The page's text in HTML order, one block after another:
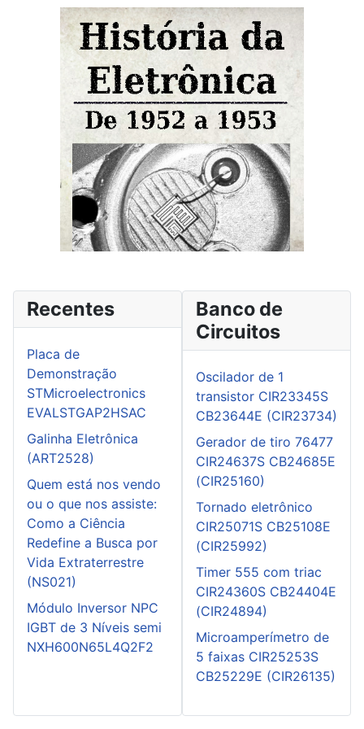
Recentes
Placa de
Demonstração
STMicroelectronics
EVALSTGAP2HSAC
Galinha Eletrônica
(ART2528)
Quem está nos vendo
ou o que nos assiste:
Como a Ciência
Redefine a Busca por
Vida Extraterrestre
(NS021)
Módulo Inversor NPC
IGBT de 3 Níveis semi
NXH600N65L4Q2F2
Banco de
Circuitos
Oscilador de 1
transistor CIR23345S
CB23644E (CIR23734)
Gerador de tiro 76477
CIR24637S CB24685E
(CIR25160)
Tornado eletrônico
CIR25071S CB25108E
(CIR25992)
Timer 555 com triac
CIR24360S CB24404E
(CIR24894)
Microamperímetro de
5 faixas CIR25253S
CB25229E (CIR26135)